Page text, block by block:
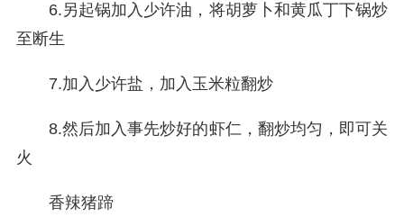
6.另起锅加入少许油，将胡萝卜和黄瓜丁下锅炒
至断生
7.加入少许盐，加入玉米粒翻炒
8.然后加入事先炒好的虾仁，翻炒均匀，即可关
火
香辣猪蹄